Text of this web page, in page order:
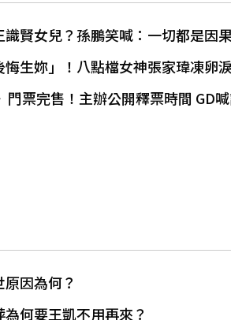
識賢女兒？孫鵬笑喊：一切都是因
悔生妳」！八點檔女神張家瑋凍卵
門票完售！主辦公開釋票時間 GD
因為何？
何要王凱不用再來？